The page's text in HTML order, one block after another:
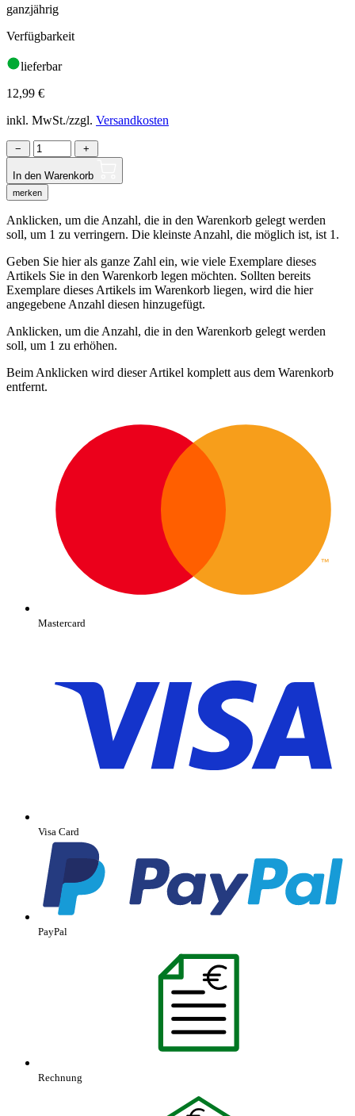
ganzjährig
Verfügbarkeit
lieferbar
12,99 €
inkl. MwSt./zzgl. Versandkosten
− +
In den Warenkorb
merken
Anklicken, um die Anzahl, die in den Warenkorb gelegt werden
soll, um 1 zu verringern. Die kleinste Anzahl, die möglich ist, ist 1.
Geben Sie hier als ganze Zahl ein, wie viele Exemplare dieses
Artikels Sie in den Warenkorb legen möchten. Sollten bereits
Exemplare dieses Artikels im Warenkorb liegen, wird die hier
angegebene Anzahl diesen hinzugefügt.
Anklicken, um die Anzahl, die in den Warenkorb gelegt werden
soll, um 1 zu erhöhen.
Beim Anklicken wird dieser Artikel komplett aus dem Warenkorb
entfernt.
Mastercard
Visa Card
PayPal
Rechnung